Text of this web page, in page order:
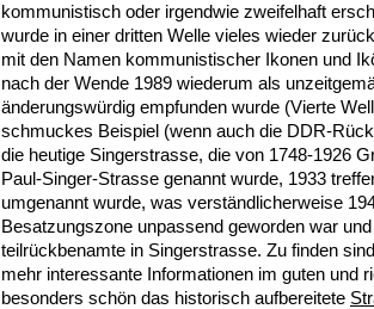
kommunistisch oder irgendwie zweifelhaft
wurde in einer dritten Welle vieles wieder
mit den Namen kommunistischer Ikonen und
nach der Wende 1989 wiederum als
änderungswürdig empfunden wurde (Vierte
schmuckes Beispiel (wenn auch die DDR-
die heutige Singerstrasse, die von 1748-1926
Paul-Singer-Strasse genannt wurde, 1933
umgenannt wurde, was verständlicherweise
Besatzungszone unpassend geworden war
teilrückbenamte in Singerstrasse. Zu finden
mehr interessante Informationen im guten und
besonders schön das historisch aufbereitete